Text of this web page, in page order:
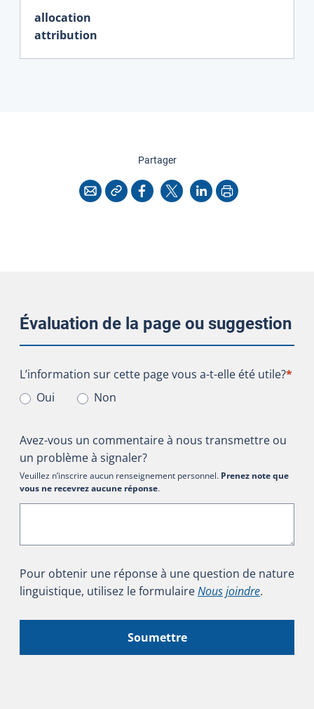
allocation
attribution
Partagercette page
CourrielCopier l'adresse
Facebook
X LinkedInImprimer
Évaluation de la page ou suggestion
L’information sur cette page vous a-t-elle été utile?
L’information sur cette page vous a-t-elle été utile?*
Oui
Non
Avez-vous un commentaire à nous transmettre ou
un problème à signaler?
Veuillez n’inscrire aucun renseignement personnel. Prenez note que
vous ne recevrez aucune réponse.
Pour obtenir une réponse à une question de nature
linguistique, utilisez le formulaireNous joindre.
Soumettre